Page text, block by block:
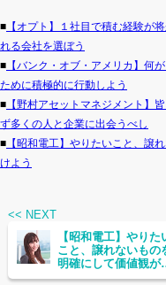
■ 【オプト】１社目で積む経験が
れる会社を選ぼう
■ 【バンク・オブ・アメリカ】何
ために積極的に行動しよう
■ 【野村アセットマネジメント】
ず多くの人と企業に出会うべし
■ 【昭和電工】やりたいこと、譲
けよう
<< NEXT
【昭和電工】やりた
こと、譲れないもの
明確にして価値観が
う会社を見つけよう